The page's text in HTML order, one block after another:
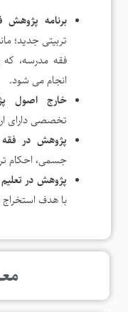
برنامه پژوهش
تربیتی جدید؛
فقه مدرسه، که
انجام می شود.
خارج اصول
تخصصی دارای
پژوهش در فقه
جسمی، احکام
پژوهش در
با هدف استخراج